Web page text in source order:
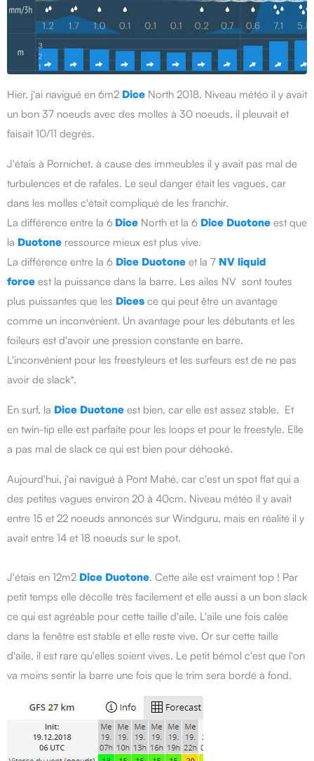
Hier, j'ai navigué en 6m2 Dice North 2018. Niveau météo il y avait
un bon 37 noeuds avec des molles à 30 noeuds, il pleuvait et
faisait 10/11 degrés.
J'étais à Pornichet, à cause des immeubles il y avait pas mal de
turbulences et de rafales. Le seul danger était les vagues, car
dans les molles c'était compliqué de les franchir.
La différence entre la 6 Dice North et la 6 Dice Duotone est que
la Duotone ressource mieux est plus vive.
La différence entre la 6 Dice Duotone et la 7 NV liquid
force est la puissance dans la barre. Les ailes NV sont toutes
plus puissantes que les Dices ce qui peut être un avantage
comme un inconvénient. Un avantage pour les débutants et les
foileurs est d'avoir une pression constante en barre.
L'inconvénient pour les freestyleurs et les surfeurs est de ne pas
avoir de slack*.
En surf, la Dice Duotone est bien, car elle est assez stable. Et
en twin-tip elle est parfaite pour les loops et pour le freestyle. Elle
a pas mal de slack ce qui est bien pour déhooké.
Aujourd'hui, j'ai navigué à Pont Mahé, car c'est un spot flat qui a
des petites vagues environ 20 à 40cm. Niveau météo il y avait
entre 15 et 22 noeuds annoncés sur Windguru, mais en réalité il y
avait entre 14 et 18 noeuds sur le spot.
J'étais en 12m2 Dice Duotone. Cette aile est vraiment top ! Par
petit temps elle décolle très facilement et elle aussi a un bon slack
ce qui est agréable pour cette taille d'aile. L'aile une fois calée
dans la fenêtre est stable et elle reste vive. Or sur cette taille
d'aile, il est rare qu'elles soient vives. Le petit bémol c'est que l'on
va moins sentir la barre une fois que le trim sera bordé à fond.